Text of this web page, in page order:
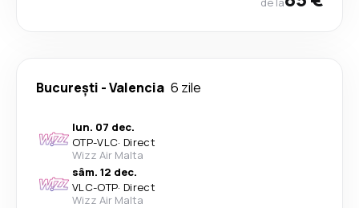
București -Valencia 6 zile
lun. 07 dec.
OTP-VLC· Direct
Wizz Air Malta
sâm. 12 dec.
VLC-OTP· Direct
Wizz Air Malta